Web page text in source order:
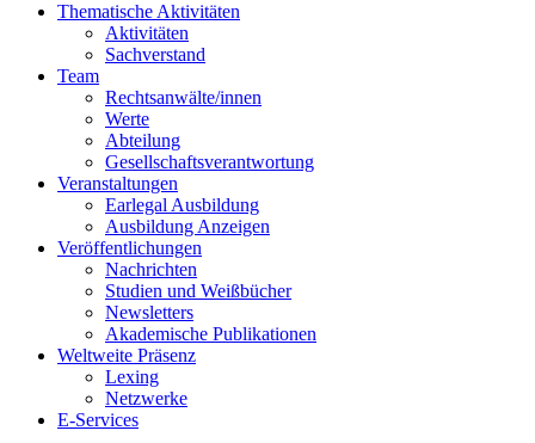
Thematische Aktivitäten
Aktivitäten
Sachverstand
Team
Rechtsanwälte/innen
Werte
Abteilung
Gesellschaftsverantwortung
Veranstaltungen
Earlegal Ausbildung
Ausbildung Anzeigen
Veröffentlichungen
Nachrichten
Studien und Weißbücher
Newsletters
Akademische Publikationen
Weltweite Präsenz
Lexing
Netzwerke
E-Services